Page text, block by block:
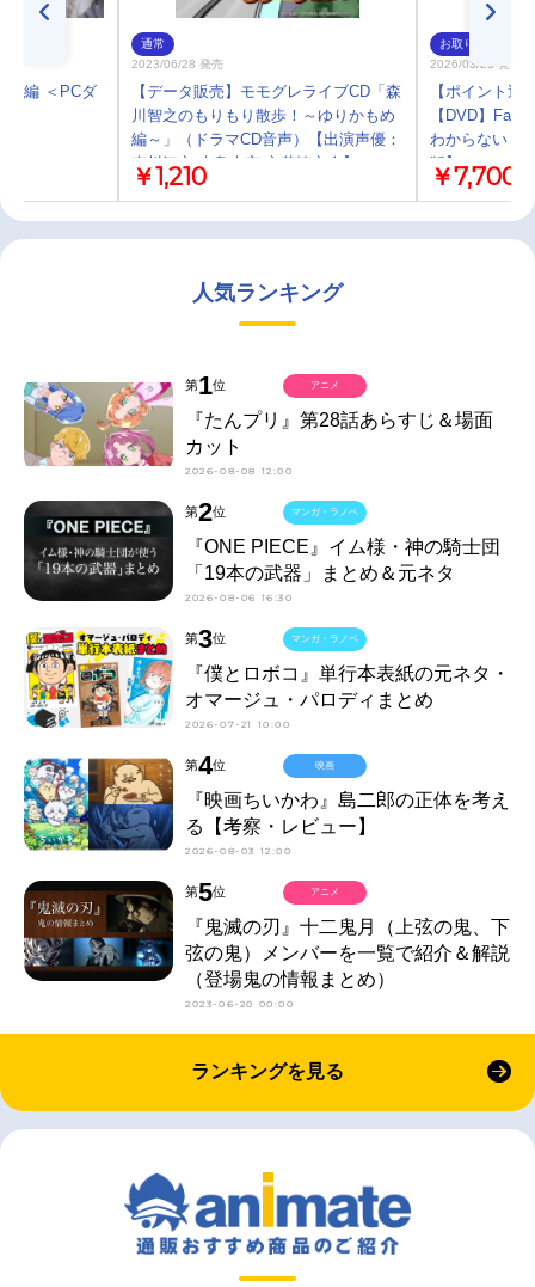
蛟編 ＜PCダ
通常
2023/06/28 発売
【データ販売】モモグレライブCD「森
川智之のもりもり散歩！～ゆりかもめ
編～」（ドラマCD音声）【出演声優：
森川智之 水島大宙 立花慎之介】
￥1,210
お取り寄せ
2026/03/25 発売
【ポイント還
【DVD】
わからない
版】
￥7,700
人気ランキング
第1位
『たんプリ』第28話あらすじ＆場面
カット
2026-08-08 12:00
アニメ
第2位
『ONE PIECE』イム様・神の騎士団
「19本の武器」まとめ＆元ネタ
2026-08-06 16:30
マンガ・ラノベ
第3位
『僕とロボコ』単行本表紙の元ネタ・
オマージュ・パロディまとめ
2026-07-21 10:00
マンガ・ラノベ
第4位
『映画ちいかわ』島二郎の正体を考え
る【考察・レビュー】
2026-08-03 12:00
映画
第5位
『鬼滅の刃』十二鬼月（上弦の鬼、下
弦の鬼）メンバーを一覧で紹介＆解説
（登場鬼の情報まとめ）
2023-06-20 00:00
アニメ
ランキングを見る